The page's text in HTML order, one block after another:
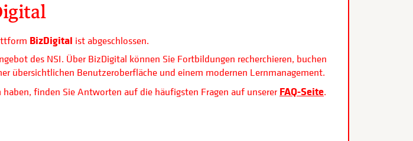
BizDigital ist abgeschlossen.
des NSI. Über BizDigital können Sie Fortbildungen recherchieren, buchen
übersichtlichen Benutzeroberfläche und einem modernen Lernmanagement.
finden Sie Antworten auf die häufigsten Fragen auf unserer FAQ-Seite.